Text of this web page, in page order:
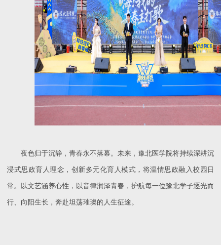
夜色归于沉静，青春永不落幕。未来，豫北医学院将持续深耕沉
浸式思政育人理念，创新多元化育人模式，将温情思政融入校园日
常。以文艺涵养心性，以音律润泽青春，护航每一位豫北学子逐光而
行、向阳生长，奔赴坦荡璀璨的人生征途。